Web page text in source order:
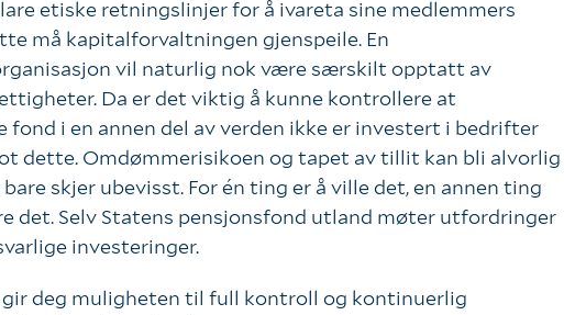
etiske retningslinjer for å ivareta sine medlemmers
må kapitalforvaltningen gjenspeile. En
vil naturlig nok være særskilt opptatt av
Da er det viktig å kunne kontrollere at
fond i en annen del av verden ikke er investert i bedrifter
dette. Omdømmerisikoen og tapet av tillit kan bli alvorlig
skjer ubevisst. For én ting er å ville det, en annen ting
det. Selv Statens pensjonsfond utland møter utfordringer
investeringer.
gir deg muligheten til full kontroll og kontinuerlig